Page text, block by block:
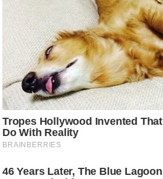
घ
रे
लू
नु
स्खे
प
र्य
ट
न
ल